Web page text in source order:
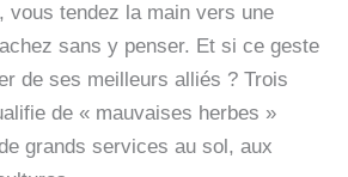
vous tendez la main vers une
sans y penser. Et si ce geste
de ses meilleurs alliés ? Trois
de « mauvaises herbes »
grands services au sol, aux